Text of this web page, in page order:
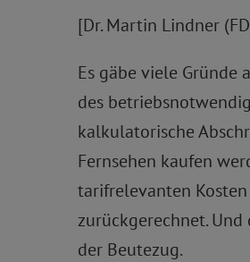
[Dr. Martin Lindner
Es gäbe viele Gründe
des
kalkulatorische
Fernsehen kaufen
tarifrelevanten
zurückgerechnet.
der Beutezug.